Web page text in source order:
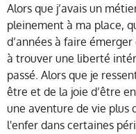
Alors que j’avais un
pleinement à ma place,
d’années à faire
à trouver une liberté
passé. Alors que je
être et de la joie d’être
une aventure de vie plus
l'enfer dans certaines